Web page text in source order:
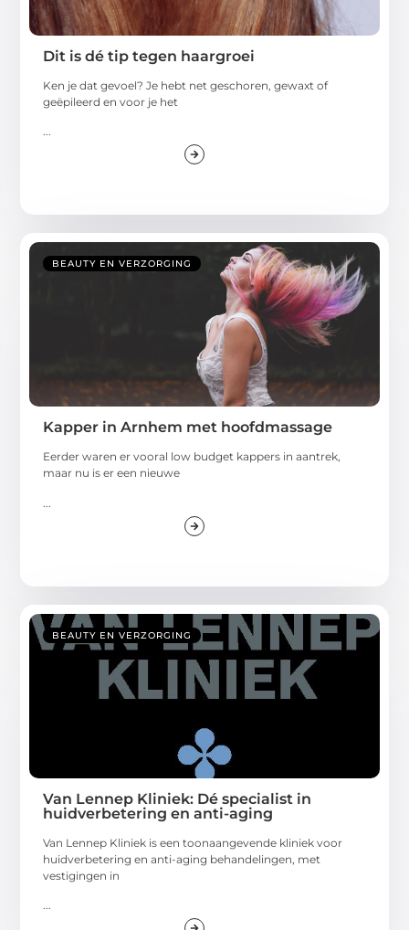
Dit is dé tip tegen haargroei
Ken je dat gevoel? Je hebt net geschoren, gewaxt of
geëpileerd en voor je het
...
BEAUTY EN VERZORGING
Kapper in Arnhem met hoofdmassage
Eerder waren er vooral low budget kappers in aantrek,
maar nu is er een nieuwe
BEAUTY EN VERZORGING
Van Lennep Kliniek: Dé specialist in
huidverbetering en anti-aging
Van Lennep Kliniek is een toonaangevende kliniek voor
huidverbetering en anti-aging behandelingen, met
vestigingen in
...